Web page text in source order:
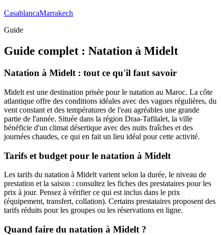
CasablancaMarrakech
Guide
Guide complet : Natation à Midelt
Natation à Midelt : tout ce qu'il faut savoir
Midelt est une destination prisée pour le natation au Maroc. La côte
atlantique offre des conditions idéales avec des vagues régulières, du
vent constant et des températures de l'eau agréables une grande
partie de l'année. Située dans la région Draa-Tafilalet, la ville
bénéficie d'un climat désertique avec des nuits fraîches et des
journées chaudes, ce qui en fait un lieu idéal pour cette activité.
Tarifs et budget pour le natation à Midelt
Les tarifs du natation à Midelt varient selon la durée, le niveau de
prestation et la saison : consultez les fiches des prestataires pour les
prix à jour. Pensez à vérifier ce qui est inclus dans le prix
(équipement, transfert, collation). Certains prestataires proposent des
tarifs réduits pour les groupes ou les réservations en ligne.
Quand faire du natation à Midelt ?